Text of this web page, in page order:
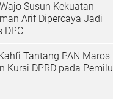
Susun Kekuatan
Arif Dipercaya Jadi
DPC
Tantang PAN Maros
Kursi DPRD pada Pemilu